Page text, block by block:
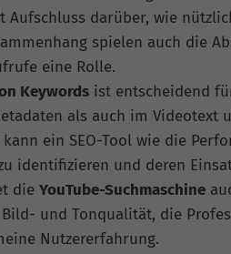
Aufschluss darüber, wie
spielen auch die
eine Rolle.
Keywords ist entscheidend
als auch im Videotext
ein SEO-Tool wie die
identifizieren und deren
die YouTube-Suchmaschine
Bild- und Tonqualität, die
Nutzererfahrung.